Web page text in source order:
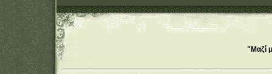
"Μαζί